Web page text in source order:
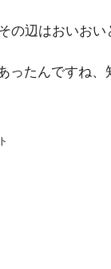
の辺はおいおい
ったんですね